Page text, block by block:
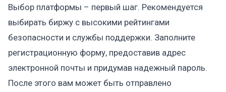
Выбор платформы – первый шаг. Рекомендуется
выбирать биржу с высокими рейтингами
безопасности и службы поддержки. Заполните
регистрационную форму, предоставив адрес
электронной почты и придумав надежный пароль.
После этого вам может быть отправлено